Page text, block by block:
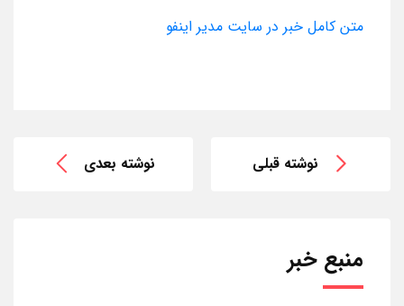
متن کامل خبر در سایت مدیر اینفو
نوشته قبلی نوشته بعدی
منبع خبر